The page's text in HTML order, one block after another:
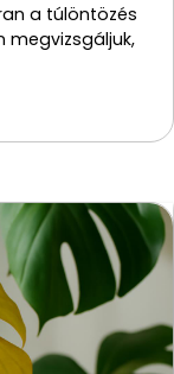
a túlöntözés
megvizsgáljuk,